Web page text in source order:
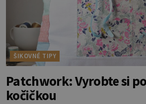
ŠIKOVNÉ TIPY
Patchwork: Vyrobte si
kočičkou